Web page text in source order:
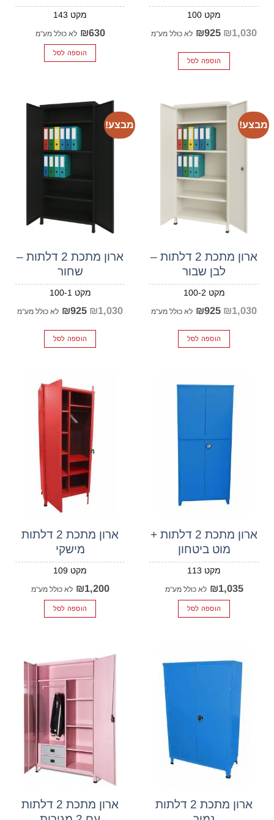
100
₪1,030
המקורי
₪925
הנוכחי
לא כולל מע"מ
הוספה לסל
143
₪630 לא כולל מע"מ
הוספה לסל
מבצע!
ארון מתכת 2 דלתות –
לבן שבור
100-2
₪1,030
המקורי
₪925
הנוכחי
לא כולל מע"מ
הוספה לסל
מבצע!
ארון מתכת 2 דלתות –
שחור
100-1
₪1,030
המקורי
₪925
הנוכחי
לא כולל מע"מ
הוספה לסל
ארון מתכת 2 דלתות +
מוט ביטחון
113
₪1,035 לא כולל מע"מ
הוספה לסל
ארון מתכת 2 דלתות
מישקי
109
₪1,200 לא כולל מע"מ
הוספה לסל
ארון מתכת 2 דלתות
ארון מתכת 2 דלתות